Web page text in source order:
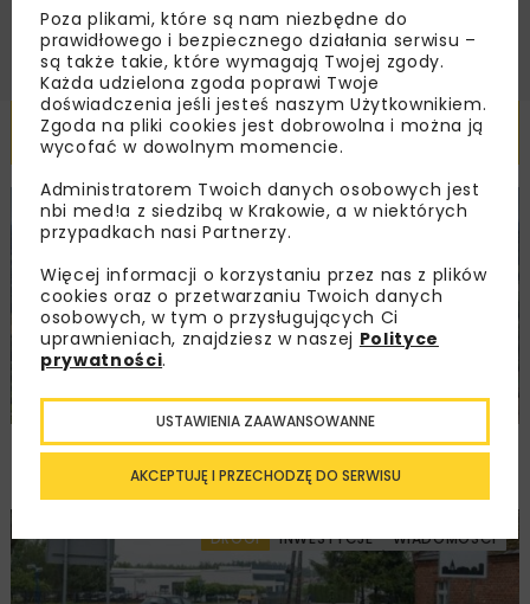
Powiązane artykuły
KOLEJ WIADOMOŚCI INWESTYCJE
PKP PLK ogłosiły przetarg na odcinek Gdów
– Szczyrzyc projektu Podłęże–Piekiełko
DROGI INWESTYCJE WIADOMOŚCI
Poza plikami, które są nam niezbędne do
prawidłowego i bezpiecznego działania serwisu –
są także takie, które wymagają Twojej zgody.
Każda udzielona zgoda poprawi Twoje
doświadczenia jeśli jesteś naszym Użytkownikiem.
Zgoda na pliki cookies jest dobrowolna i można ją
wycofać w dowolnym momencie.
Administratorem Twoich danych osobowych jest
nbi med!a z siedzibą w Krakowie, a w niektórych
przypadkach nasi Partnerzy.
Więcej informacji o korzystaniu przez nas z plików
cookies oraz o przetwarzaniu Twoich danych
osobowych, w tym o przysługujących Ci
uprawnieniach, znajdziesz w naszej Polityce
prywatności.
AKCEPTUJĘ I PRZECHODZĘ DO SERWISU
USTAWIENIA ZAAWANSOWANNE